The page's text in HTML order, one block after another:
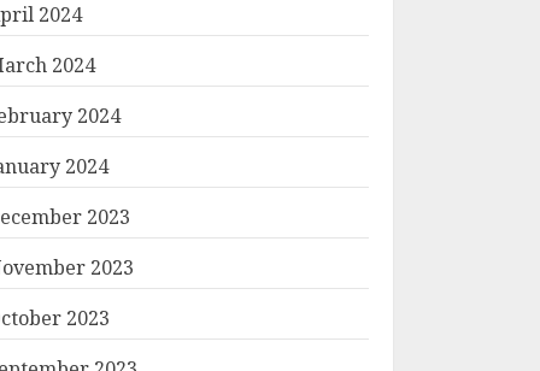
2024
2024
2024
2024
2023
2023
2023